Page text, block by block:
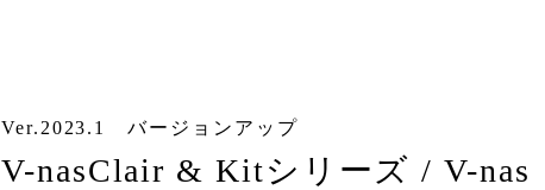
Ver.2023.1 バージョンアップ
V-nasClair & Kitシリーズ / V-nas